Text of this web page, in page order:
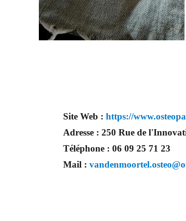
Site Web :https://
Adresse :250 Rue de
Téléphone :06 09 25 71 23
Mail :